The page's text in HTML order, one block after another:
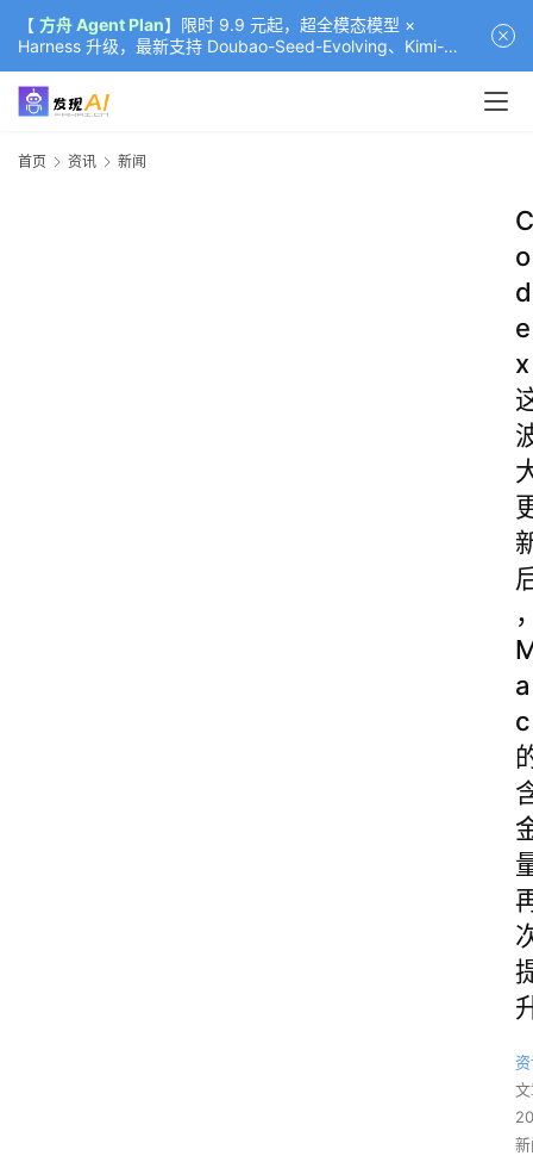
【 方舟 Agent Plan】限时 9.9 元起，超全模态模型 ×
Harness 升级，最新支持 Doubao-Seed-Evolving、Kimi-
K3（部分）、GLM-5.2
首页 资讯 新闻
C
o
d
e
x
a
c